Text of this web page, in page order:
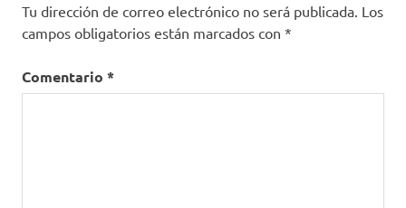
Tu dirección de correo electrónico no será publicada. Los
campos obligatorios están marcados con *
Comentario *